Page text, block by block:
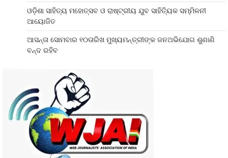
ଓଡ଼ିଶା ସାହିତ୍ୟ ମହୋତ୍ସବ ଓ ରାଷ୍ଟ୍ରୀୟ ଯୁବ ସାହିତ୍ୟିକ ସମ୍ମିଳନୀ
ଆୟୋଜିତ
ଆସନ୍ତା ସୋମବାର ୧୦ତାରିଖ ମୁଖ୍ୟମନ୍ତ୍ରୀଙ୍କ ଜନଅଭିଯୋଗ ଶୁଣାଣି
ବନ୍ଦ ରହିବ